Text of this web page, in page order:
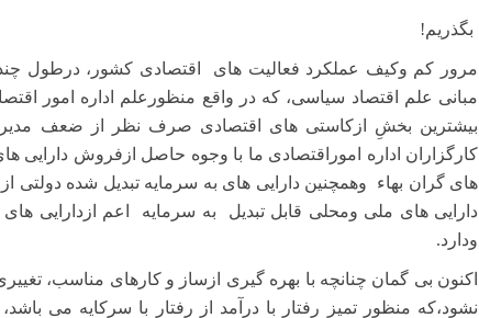
بگذریم!
مرور کم وکیف عملکرد فعالیت های اقتصادی کشور، درطول
مبانی علم اقتصاد سیاسی، که در واقع منظورعلم اداره امور
بیشترین بخشِ ازکاستی های اقتصادی صرف نظر از ضعف مدیریت
کارگزاران اداره اموراقتصادی ما با وجوه حاصل ازفروش دارایی
های گران بهاء
وهمچنین دارایی های به سرمایه تبدیل شده
دارایی های ملی ومحلی قابل تبدیل
به سرمایه اعم ازدارایی های
ودارد.
اکنون بی گمان چنانچه با بهره گیری ازساز و کارهای مناسب،
نشود،که منظور تمیز رفتار با درآمد از رفتار با سرکایه می